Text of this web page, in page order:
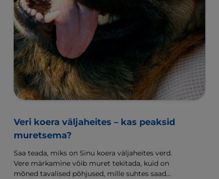
Veri koera väljaheites – kas peaksid
muretsema?
Saa teada, miks on Sinu koera väljaheites verd.
Vere märkamine võib muret tekitada, kuid on
mõned tavalised põhjused, mille suhtes saad